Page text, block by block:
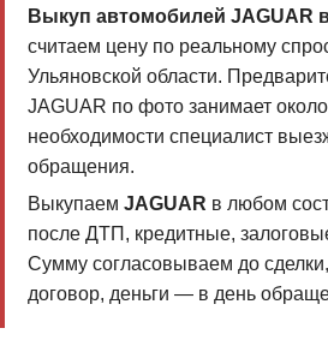
Выкуп автомобилей JAGUAR
считаем цену по реальному
Ульяновской области.
JAGUAR по фото занимает
необходимости специалист
обращения.
Выкупаем JAGUAR в любом
после ДТП, кредитные,
Сумму согласовываем до
договор, деньги — в день